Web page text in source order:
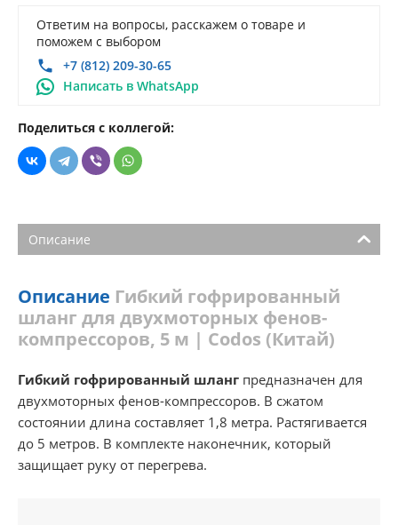
Ответим на вопросы, расскажем о товаре и
поможем с выбором
+7 (812) 209-30-65
Написать в WhatsApp
Поделиться с коллегой:
Описание
Описание Гибкий гофрированный
шланг для двухмоторных фенов-
компрессоров, 5 м | Codos (Китай)
Гибкий гофрированный шланг предназначен для
двухмоторных фенов-компрессоров. В сжатом
состоянии длина составляет 1,8 метра. Растягивается
до 5 метров. В комплекте наконечник, который
защищает руку от перегрева.